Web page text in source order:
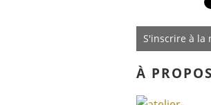
S'inscrire à la
À PROPOS